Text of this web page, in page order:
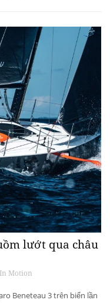
lướt qua châu
Motion
Beneteau 3 trên biển lần